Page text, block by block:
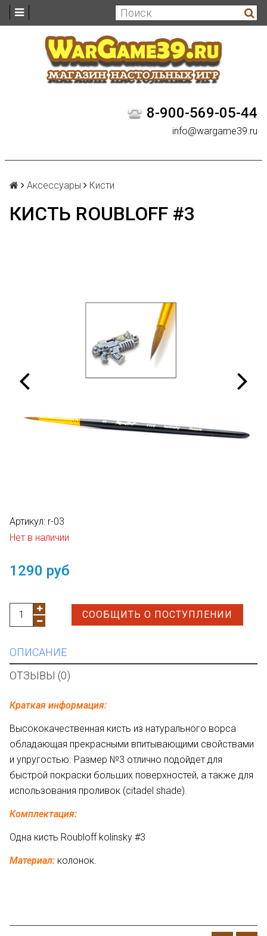
8-900-569-05-44
info@wargame39.ru
Аксессуары Кисти
КИСТЬ ROUBLOFF #3
Артикул: r-03
Нет в наличии
1290 руб
СООБЩИТЬ О ПОСТУПЛЕНИИ
ОПИСАНИЕ
ОТЗЫВЫ (0)
Краткая информация:
Высококачественная кисть из натурального ворса
обладающая прекрасными впитывающими свойствами
и упругостью. Размер №3 отлично подойдет для
быстрой покраски больших поверхностей, а также для
использования проливок (citadel shade).
Комплектация:
Одна кисть Roubloff kolinsky #3
Материал: колонок.